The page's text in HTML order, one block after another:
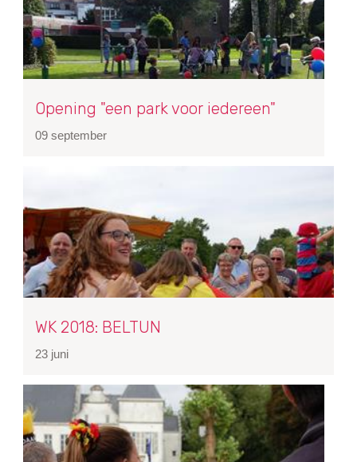
Opening "een park voor iedereen"
09 september
WK 2018: BELTUN
23 juni